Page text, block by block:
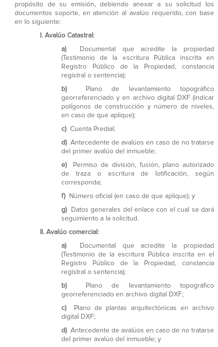
propósito de su emisión, debiendo anexar a su solicitud los
documentos soporte, en atención al avalúo requerido, con base
en lo siguiente:
I. Avalúo Catastral:
a)
Documental que acredite la propiedad
(Testimonio de la escritura Pública inscrita en
Registro Público de la Propiedad, constancia
registral o sentencia);
b)
Plano de levantamiento topográfico
georreferenciado y en archivo digital DXF (indicar
polígonos de construcción y número de niveles,
en caso de que aplique);
c) Cuenta Predial;
d) Antecedente de avalúos en caso de no tratarse
del primer avalúo del inmueble;
e)
Permiso de división, fusión, plano autorizado
de traza o escritura de lotificación, según
corresponda;
f)
Número oficial (en caso de que aplique); y
g)
Datos generales del enlace con el cual se dará
seguimiento a la solicitud.
II. Avalúo comercial:
a)
Documental que acredite la propiedad
(Testimonio de la escritura Pública inscrita en el
Registro Público de la Propiedad, constancia
registral o sentencia);
b)
Plano de levantamiento topográfico
georreferenciado en archivo digital DXF;
c)
Plano de plantas arquitectónicas en archivo
digital DXF;
d) Antecedente de avalúos en caso de no tratarse
del primer avalúo del inmueble; y